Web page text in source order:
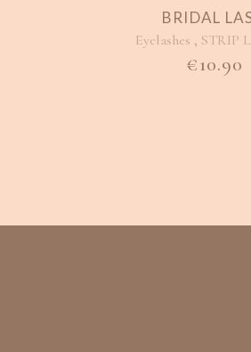
BRIDAL
Eyelashes , STRIP
€10.90